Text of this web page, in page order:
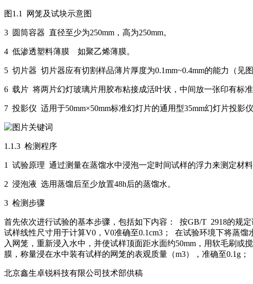
图1.1 网笼及试块示意图
3 圆筒容器 直径至少为250mm，高为250mm。
4 低渗透塑料薄膜 如聚乙烯薄膜。
5 切片器 切片器应有切割样品薄片厚度为0.1mm~0.4mm的能力（见图
6 载片 将两片幻灯玻璃片用胶布粘接成活叶状，中间放一张印有
7 投影仪 适用于50mm×50mm标准幻灯片的通用型35mm幻灯片投影
1.1.3 检测程序
1 试验原理 通过测量在蒸馏水中浸泡一定时间试样的浮力来测定材
2 浸泡液 选用蒸馏后至少放置48h后的蒸馏水。
3 检测步骤
首先依次进行试验的基本步骤，包括如下内容： 按GB/T 2918的规
试样线性尺寸用于计算V0，V0准确至0.1cm3； 在试验环境下将蒸
入网笼，重新浸入水中，并使试样顶面距水面约50mm，用软毛刷
膜，称量浸在水中装有试样的网笼的表观质量（m3），准确至0.1g
北京鑫生卓锐科技有限公司技术部供稿